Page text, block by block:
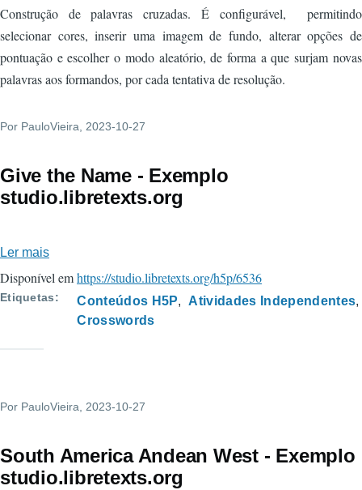
Construção de palavras cruzadas. É configurável, permitindo
selecionar cores, inserir uma imagem de fundo, alterar opções de
pontuação e escolher o modo aleatório, de forma a que surjam novas
palavras aos formandos, por cada tentativa de resolução.
Por PauloVieira , 2023-10-27
Give the Name - Exemplo
studio.libretexts.org
Ler mais
Give
the
Name
Disponível emhttps://studio.libretexts.org/h5p/6536
Etiquetas Conteúdos H5P
Atividades Independentes
Crosswords
Por PauloVieira, 2023-10-27
South America Andean West - Exemplo
studio.libretexts.org